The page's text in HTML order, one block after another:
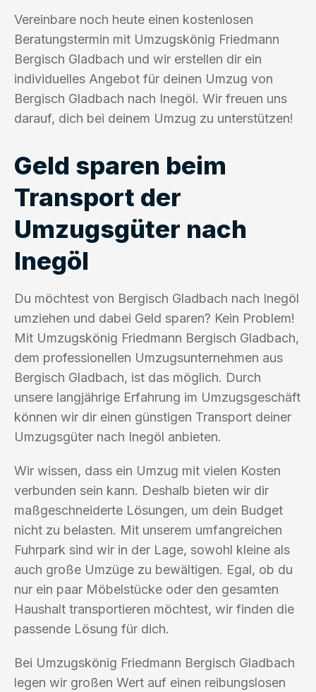
Vereinbare noch heute einen kostenlosen
Beratungstermin mit Umzugskönig Friedmann
Bergisch Gladbach und wir erstellen dir ein
individuelles Angebot für deinen Umzug von
Bergisch Gladbach nach Inegöl. Wir freuen uns
darauf, dich bei deinem Umzug zu unterstützen!
Geld sparen beim
Transport der
Umzugsgüter nach
Inegöl
Du möchtest von Bergisch Gladbach nach Inegöl
umziehen und dabei Geld sparen? Kein Problem!
Mit Umzugskönig Friedmann Bergisch Gladbach,
dem professionellen Umzugsunternehmen aus
Bergisch Gladbach, ist das möglich. Durch
unsere langjährige Erfahrung im Umzugsgeschäft
können wir dir einen günstigen Transport deiner
Umzugsgüter nach Inegöl anbieten.
Wir wissen, dass ein Umzug mit vielen Kosten
verbunden sein kann. Deshalb bieten wir dir
maßgeschneiderte Lösungen, um dein Budget
nicht zu belasten. Mit unserem umfangreichen
Fuhrpark sind wir in der Lage, sowohl kleine als
auch große Umzüge zu bewältigen. Egal, ob du
nur ein paar Möbelstücke oder den gesamten
Haushalt transportieren möchtest, wir finden die
passende Lösung für dich.
Bei Umzugskönig Friedmann Bergisch Gladbach
legen wir großen Wert auf einen reibungslosen